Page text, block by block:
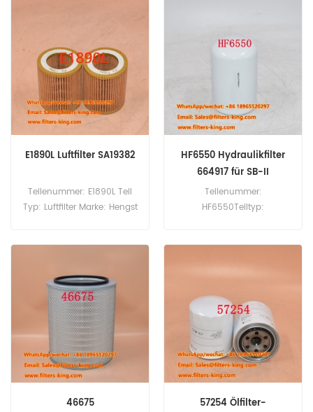
E1890L Luftfilter SA19382
Teilenummer: E1890L Teil
Typ: Luftfilter Marke: Hengst
HF6550 Hydraulikfilter
664917 für SB-II
Teilenummer:
HF6550Teiltyp:
Hydraulischer
Verwendung zum Werben
von SB-II, SB-II HP 2 3,
Super-II.
46675
57254 Ölfilter-